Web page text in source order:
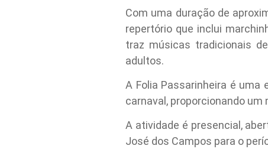
Com uma duração de
repertório que inclui
traz músicas tradicionais
adultos.
A Folia Passarinheira é
carnaval, proporcionando
A atividade é presencial,
José dos Campos para o